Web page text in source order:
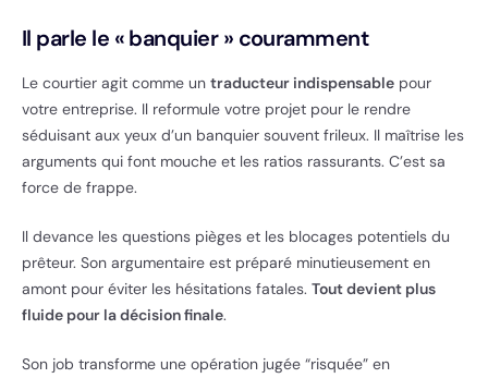
Il parle le « banquier » couramment
Le courtier agit comme un traducteur indispensable pour
votre entreprise. Il reformule votre projet pour le rendre
séduisant aux yeux d’un banquier souvent frileux. Il maîtrise les
arguments qui font mouche et les ratios rassurants. C’est sa
force de frappe.
Il devance les questions pièges et les blocages potentiels du
prêteur. Son argumentaire est préparé minutieusement en
amont pour éviter les hésitations fatales. Tout devient plus
fluide pour la décision finale.
Son job transforme une opération jugée “risquée” en